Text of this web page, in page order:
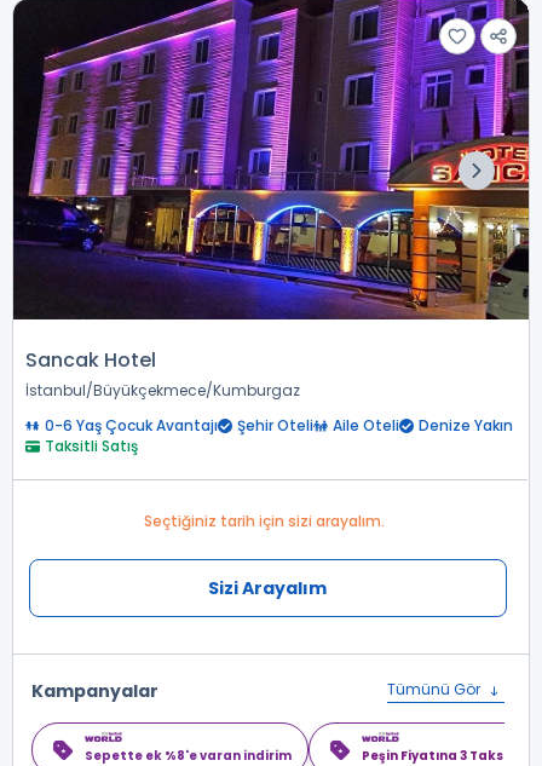
Sancak Hotel
İstanbul Büyükçekmece Kumburgaz
0-6 Yaş Çocuk Avantajı
Şehir Oteli Aile Oteli
Denize Yakın
Taksitli Satış
Seçtiğiniz tarih için sizi arayalım.
Sizi Arayalım
Kampanyalar Tümünü Gör
Sepette ek %8'e varan indirim Peşin Fiyatına 3 Taksit